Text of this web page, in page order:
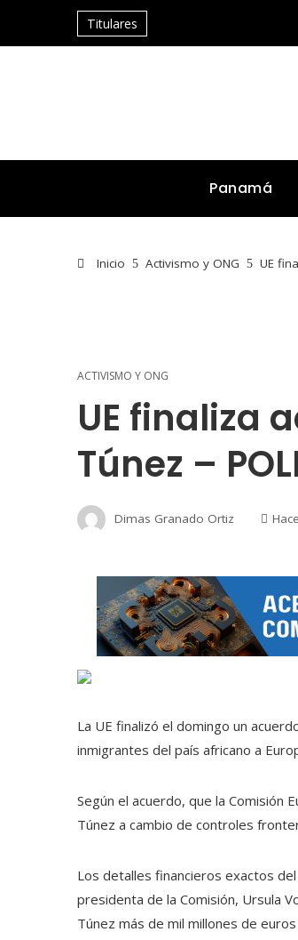
Titulares
Panamá
Inicio Activismo y ONG UE
ACTIVISMO Y ONG
UE finaliza
Túnez –
Dimas Granado Ortiz
La UE finalizó el domingo un
inmigrantes del país africano a
Según el acuerdo, que la Comisión
Túnez a cambio de controles
Los detalles financieros exactos
presidenta de la Comisión, Ursula
Túnez más de mil millones de